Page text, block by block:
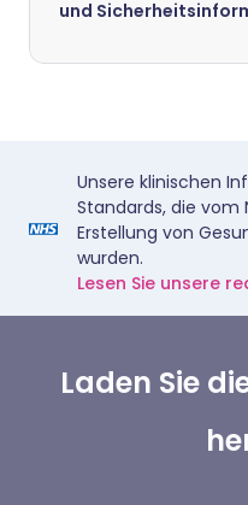
und
Unsere klinischen
Standards, die vom
Erstellung von
wurden.
Lesen Sie unsere
Laden Sie